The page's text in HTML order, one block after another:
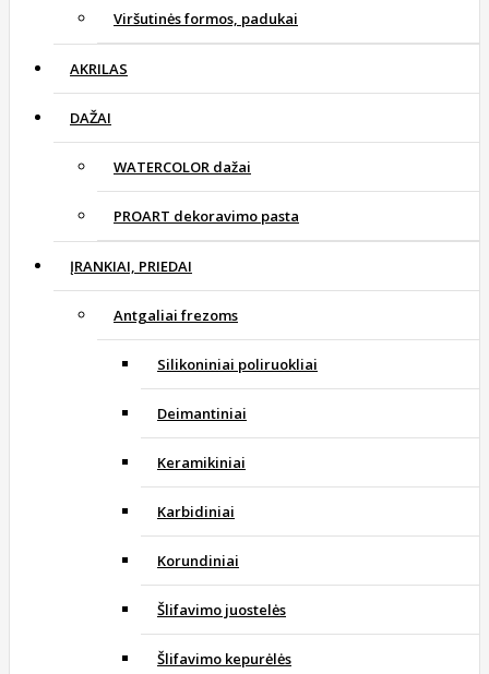
Viršutinės formos, padukai
AKRILAS
DAŽAI
WATERCOLOR dažai
PROART dekoravimo pasta
ĮRANKIAI, PRIEDAI
Antgaliai frezoms
Silikoniniai poliruokliai
Deimantiniai
Keramikiniai
Karbidiniai
Korundiniai
Šlifavimo juostelės
Šlifavimo kepurėlės